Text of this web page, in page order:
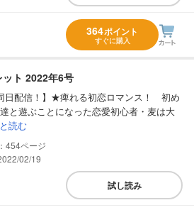
364ポイント
すぐに購入
ット 2022年6号
日配信！】★痺れる初恋ロマンス！ 初め
と遊ぶことになった恋愛初心者・麦は大
読む
454
02/19
試し読み